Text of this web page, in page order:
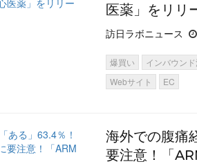
医薬」をリリ
訪日ラボニュース
爆買い インバウン
Webサイト
EC
海外での腹痛
要注意！「